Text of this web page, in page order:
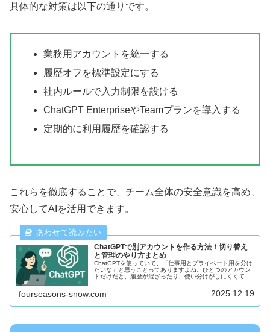
具体的な対策は以下の通りです。
業務用アカウントを統一する
履歴オフを標準設定にする
社内ルールで入力制限を設ける
ChatGPT EnterpriseやTeamプランを導入する
定期的に利用履歴を確認する
これらを徹底することで、チーム全体の安全意識を高め、
安心してAIを活用できます。
ChatGPTで別アカウントを作る方法！切り替え
と管理のやり方まとめ
ChatGPTを使っていて、「仕事用とプライベート用を分け
たいな」と思うことってありますよね。ひとつのアカウン
トだけだと、履歴が混ざったり、使い分けがしにくくて困
fourseasons-snow.com 2025.12.19